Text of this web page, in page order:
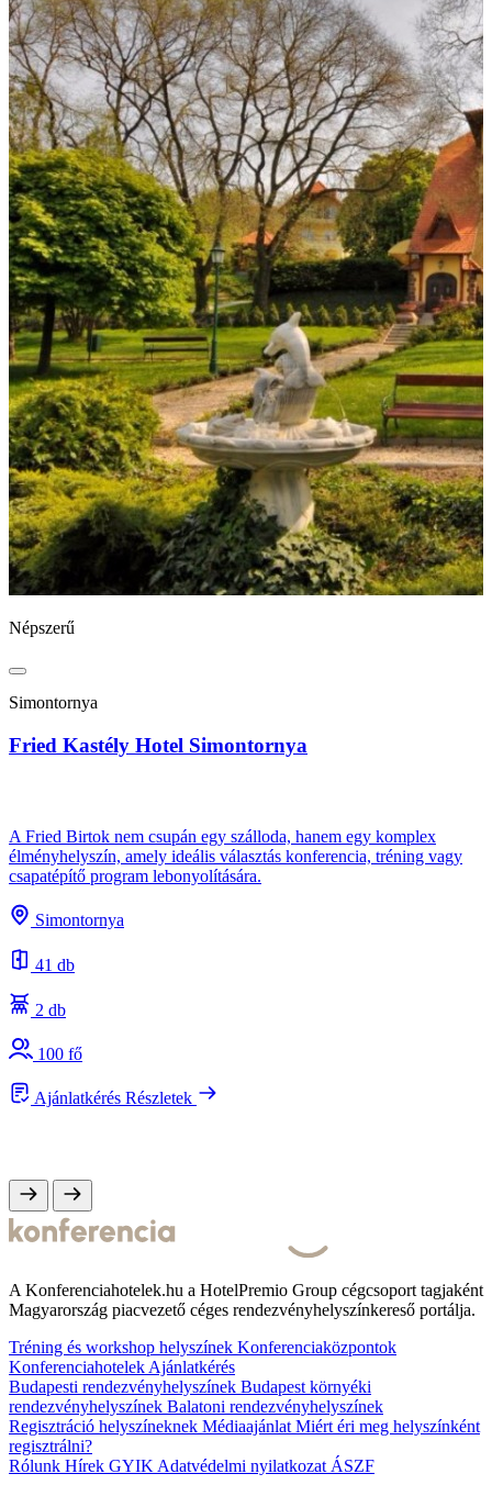
Népszerű
Simontornya
Fried Kastély Hotel Simontornya
A Fried Birtok nem csupán egy szálloda, hanem egy komplex
élményhelyszín, amely ideális választás konferencia, tréning vagy
csapatépítő program lebonyolítására.
Simontornya
41 db
2 db
100 fő
Ajánlatkérés Részletek
A Konferenciahotelek.hu a HotelPremio Group cégcsoport tagjaként
Magyarország piacvezető céges rendezvényhelyszínkereső portálja.
Tréning és workshop helyszínek Konferenciaközpontok
Konferenciahotelek Ajánlatkérés
Budapesti rendezvényhelyszínek Budapest környéki
rendezvényhelyszínek Balatoni rendezvényhelyszínek
Regisztráció helyszíneknek Médiaajánlat Miért éri meg helyszínként
regisztrálni?
Rólunk Hírek GYIK Adatvédelmi nyilatkozat ÁSZF